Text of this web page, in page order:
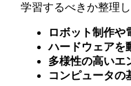
学習するべきか整理し
ロボット制作や
ハードウェアを
多様性の高いエ
コンピュータの